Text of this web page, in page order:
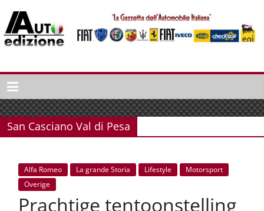
naar
inhoud
Auto
Edizione
La
Gazetta
dell'Automobile
Italiaans
autonieuws
San Casciano Val di Pesa
Alfa Romeo La grande Storia Lifestyle
Motorsport
Overige
Prachtige tentoonstelling